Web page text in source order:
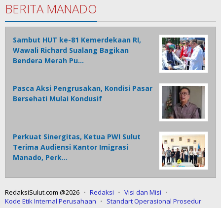
BERITA MANADO
Sambut HUT ke-81 Kemerdekaan RI,
Wawali Richard Sualang Bagikan
Bendera Merah Pu…
Pasca Aksi Pengrusakan, Kondisi Pasar
Bersehati Mulai Kondusif
Perkuat Sinergitas, Ketua PWI Sulut
Terima Audiensi Kantor Imigrasi
Manado, Perk…
RedaksiSulut.com @2026 Redaksi
Visi dan Misi
Kode Etik Internal Perusahaan
Standart Operasional Prosedur